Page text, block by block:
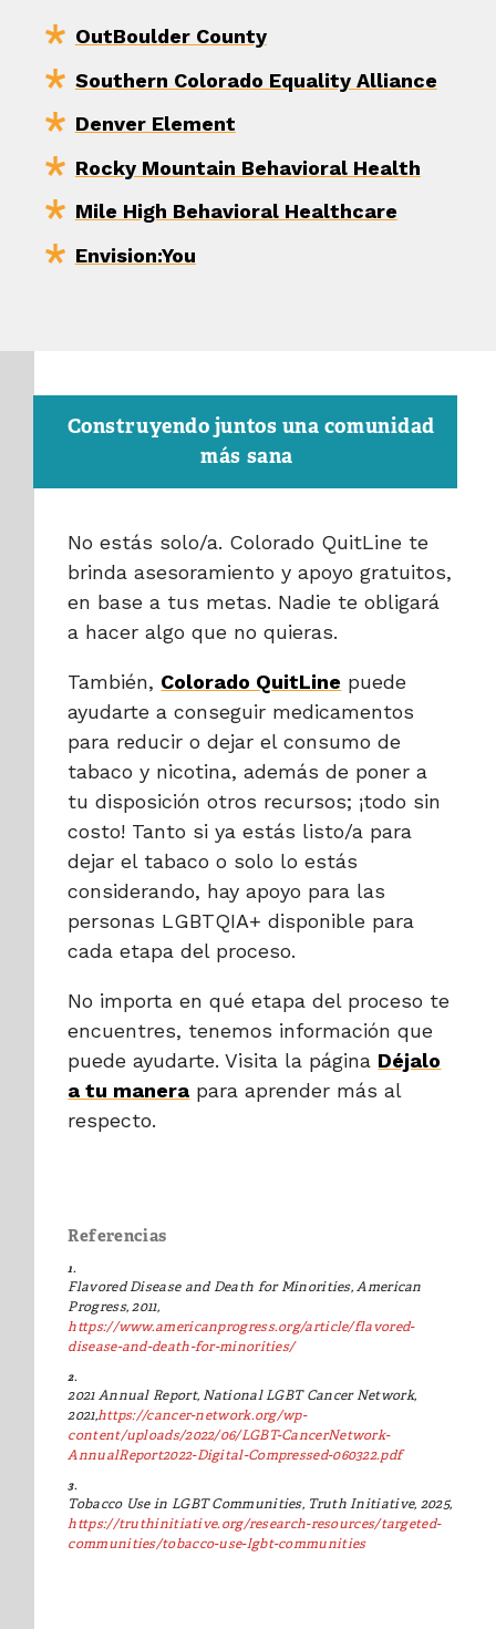
OutBoulder County
Southern Colorado Equality Alliance
Denver Element
Rocky Mountain Behavioral Health
Mile High Behavioral Healthcare
Envision:You
Construyendo juntos una comunidad
más sana
No estás solo/a. Colorado QuitLine te
brinda asesoramiento y apoyo gratuitos,
en base a tus metas. Nadie te obligará
a hacer algo que no quieras.
También, Colorado QuitLine puede
ayudarte a conseguir medicamentos
para reducir o dejar el consumo de
tabaco y nicotina, además de poner a
tu disposición otros recursos; ¡todo sin
costo! Tanto si ya estás listo/a para
dejar el tabaco o solo lo estás
considerando, hay apoyo para las
personas LGBTQIA+ disponible para
cada etapa del proceso.
No importa en qué etapa del proceso te
encuentres, tenemos información que
puede ayudarte. Visita la página Déjalo
a tu manera para aprender más al
respecto.
Referencias
1.
Flavored Disease and Death for Minorities, American
Progress, 2011,
https://www.americanprogress.org/article/flavored-
disease-and-death-for-minorities/
2.
2021 Annual Report, National LGBT Cancer Network,
2021,https://cancer-network.org/wp-
content/uploads/2022/06/LGBT-CancerNetwork-
AnnualReport2022-Digital-Compressed-060322.pdf
3.
Tobacco Use in LGBT Communities, Truth Initiative, 2025,
https://truthinitiative.org/research-resources/targeted-
communities/tobacco-use-lgbt-communities